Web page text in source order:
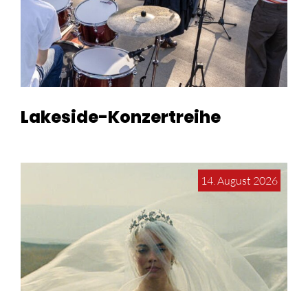
Lakeside-Konzertreihe
14. August 2026